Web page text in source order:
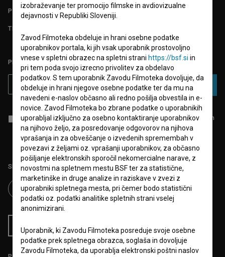
POGOSTA VPRAŠANJA
TEST FUNKCIONALNOSTI
PRIJAVITE SE NA BSF NOVIČNIK:
PRIJAVA
Sprejemamsplošne pogojein dajemsoglasjeza zbiranje, hrambo in
obdelavo osebnih podatkov.
Sledite nam na:
RSS novice RSS dogodki
izobraževanje ter promocijo filmske in avdiovizualne
dejavnosti v Republiki Sloveniji.
Zavod Filmoteka obdeluje in hrani osebne podatke
uporabnikov portala, ki jih vsak uporabnik prostovoljno
vnese v spletni obrazec na spletni strani https://bsf.si in
pri tem poda svojo izrecno privolitev za obdelavo
podatkov. S tem uporabnik Zavodu Filmoteka dovoljuje, da
obdeluje in hrani njegove osebne podatke ter da mu na
navedeni e-naslov občasno ali redno pošilja obvestila in e-
novice. Zavod Filmoteka bo zbrane podatke o uporabnikih
uporabljal izključno za osebno kontaktiranje uporabnikov
na njihovo željo, za posredovanje odgovorov na njihova
vprašanja in za obveščanje o izvedenih spremembah v
povezavi z željami oz. vprašanji uporabnikov, za občasno
pošiljanje elektronskih sporočil nekomercialne narave, z
novostmi na spletnem mestu BSF ter za statistične,
marketinške in druge analize in raziskave v zvezi z
uporabniki spletnega mesta, pri čemer bodo statistični
podatki oz. podatki analitike spletnih strani vselej
anonimizirani.
Uporabnik, ki Zavodu Filmoteka posreduje svoje osebne
podatke prek spletnega obrazca, soglaša in dovoljuje
Zavodu Filmoteka, da uporablja elektronski poštni naslov